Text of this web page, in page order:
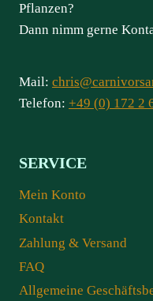
Pflanzen?
Dann nimm gerne
Mail:
Telefon: +49 (0) 172 2
SERVICE
Mein Konto
Kontakt
Zahlung & Versand
FAQ
Allgemeine